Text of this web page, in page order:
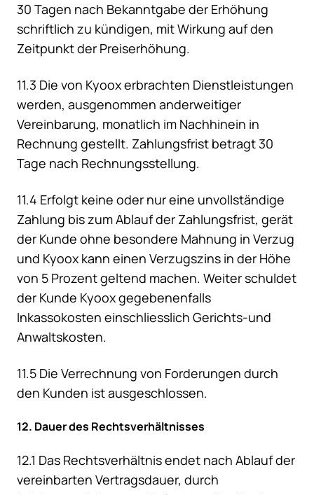
30 Tagen nach Bekanntgabe der Erhöhung
schriftlich zu kündigen, mit Wirkung auf den
Zeitpunkt der Preiserhöhung.
11.3 Die von Kyoox erbrachten Dienstleistungen
werden, ausgenommen anderweitiger
Vereinbarung, monatlich im Nachhinein in
Rechnung gestellt. Zahlungsfrist betragt 30
Tage nach Rechnungsstellung.
11.4 Erfolgt keine oder nur eine unvollständige
Zahlung bis zum Ablauf der Zahlungsfrist, gerät
der Kunde ohne besondere Mahnung in Verzug
und Kyoox kann einen Verzugszins in der Höhe
von 5 Prozent geltend machen. Weiter schuldet
der Kunde Kyoox gegebenenfalls
Inkassokosten einschliesslich Gerichts-und
Anwaltskosten.
11.5 Die Verrechnung von Forderungen durch
den Kunden ist ausgeschlossen.
12. Dauer des Rechtsverhältnisses
12.1 Das Rechtsverhältnis endet nach Ablauf der
vereinbarten Vertragsdauer, durch